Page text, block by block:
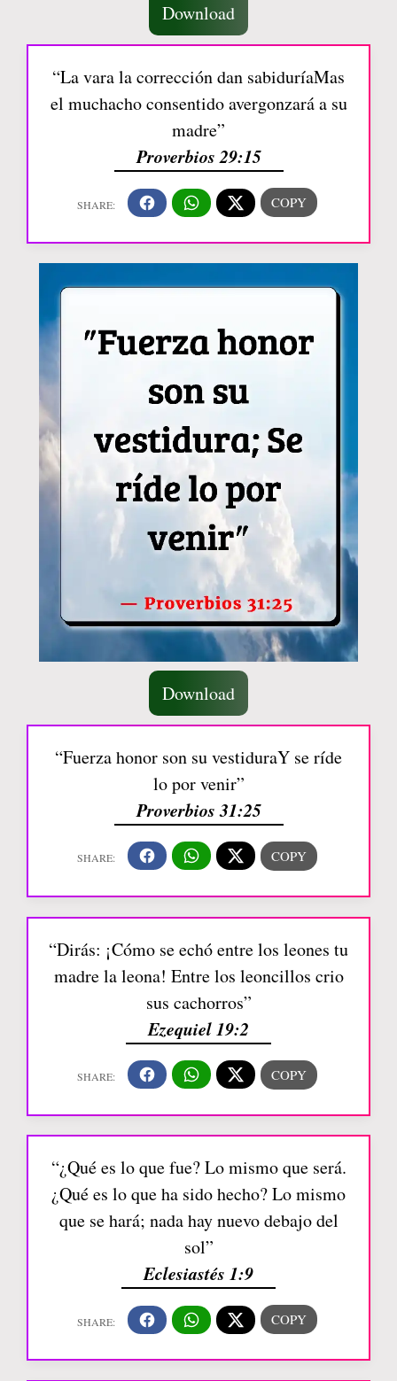
Download
“La vara la corrección dan sabiduríaMas
el muchacho consentido avergonzará a su
madre”
Proverbios 29:15
Download
“Fuerza honor son su vestiduraY se ríde
lo por venir”
Proverbios 31:25
“Dirás: ¡Cómo se echó entre los leones tu
madre la leona! Entre los leoncillos crio
sus cachorros”
Ezequiel 19:2
“¿Qué es lo que fue? Lo mismo que será.
¿Qué es lo que ha sido hecho? Lo mismo
que se hará; nada hay nuevo debajo del
sol”
Eclesiastés 1:9